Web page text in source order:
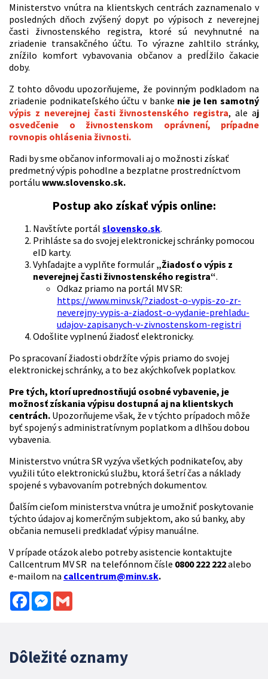
Ministerstvo vnútra na klientskych centrách zaznamenalo v
posledných dňoch zvýšený dopyt po výpisoch z neverejnej
časti živnostenského registra, ktoré sú nevyhnutné na
zriadenie transakčného účtu. To výrazne zahltilo stránky,
znížilo komfort vybavovania občanov a predĺžilo čakacie
doby.
Z tohto dôvodu upozorňujeme, že povinným podkladom na
zriadenie podnikateľského účtu v banke nie je len samotný
výpis z neverejnej časti živnostenského registra, ale aj
osvedčenie o živnostenskom oprávnení, prípadne
rovnopis ohlásenia živnosti.
Radi by sme občanov informovali aj o možnosti získať
predmetný výpis pohodlne a bezplatne prostredníctvom
portálu www.slovensko.sk.
Postup ako získať výpis online:
Navštívte portál slovensko.sk.
Prihláste sa do svojej elektronickej schránky pomocou
eID karty.
Vyhľadajte a vyplňte formulár „Žiadosť o výpis z
neverejnej časti živnostenského registra“.
Odkaz priamo na portál MV SR:
https://www.minv.sk/?ziadost-o-vypis-zo-zr-
neverejny-vypis-a-ziadost-o-vydanie-prehladu-
udajov-zapisanych-v-zivnostenskom-registri
Odošlite vyplnenú žiadosť elektronicky.
Po spracovaní žiadosti obdržíte výpis priamo do svojej
elektronickej schránky, a to bez akýchkoľvek poplatkov.
Pre tých, ktorí uprednostňujú osobné vybavenie, je
možnosť získania výpisu dostupná aj na klientskych
centrách. Upozorňujeme však, že v týchto prípadoch môže
byť spojený s administratívnym poplatkom a dlhšou dobou
vybavenia.
Ministerstvo vnútra SR vyzýva všetkých podnikateľov, aby
využili túto elektronickú službu, ktorá šetrí čas a náklady
spojené s vybavovaním potrebných dokumentov.
Ďalším cieľom ministerstva vnútra je umožniť poskytovanie
týchto údajov aj komerčným subjektom, ako sú banky, aby
občania nemuseli predkladať výpisy manuálne.
V prípade otázok alebo potreby asistencie kontaktujte
Callcentrum MV SR na telefónnom čísle 0800 222 222alebo
e-mailom na callcentrum@minv.sk.
FacebookMessenger
Dôležité oznamy